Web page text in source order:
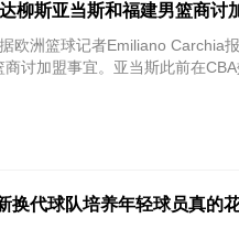
柳斯亚当斯和福建男篮商讨
欧洲篮球记者Emiliano Carchia
讨加盟事宜。亚当斯此前在
换代球队培养年轻球员真的